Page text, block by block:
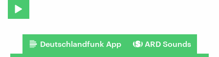
Deutschlandfunk App ARD Sounds